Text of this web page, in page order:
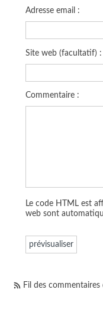
Adresse email :
Site web (facultatif) :
Commentaire :
Le code HTML est
web sont
Fil des commentaires